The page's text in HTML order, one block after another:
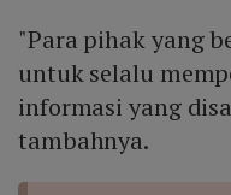
"Para pihak yang
untuk selalu
informasi yang
tambahnya.